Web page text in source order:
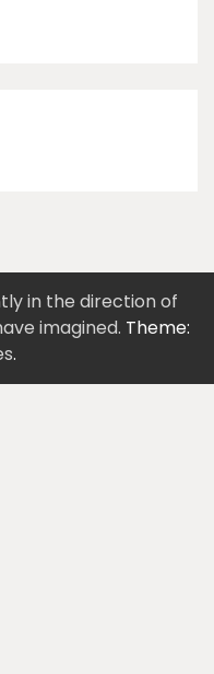
in the direction of
imagined. Theme:
.